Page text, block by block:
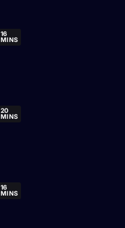
16
MINS
20
MINS
16
MINS